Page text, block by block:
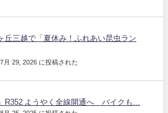
丘三越で「夏休み！ふれあい昆虫ラン
7月 29, 2026 に投稿された
R352 ようやく全線開通へ バイクも...